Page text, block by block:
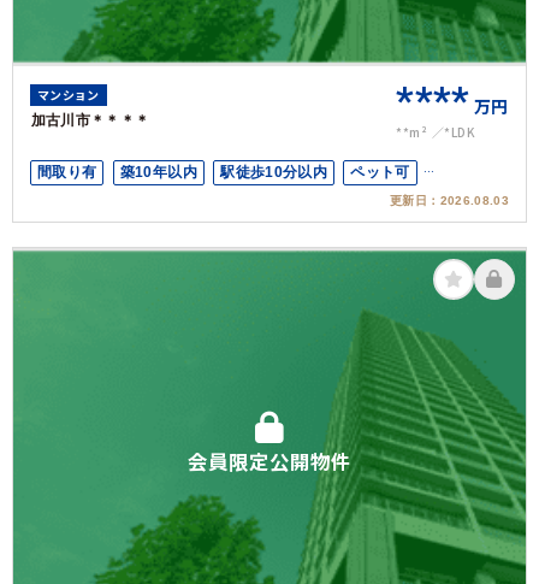
マンション
加古川市＊＊＊＊ **** 万円
**m² *LDK
間取り有 築10年以内 駅徒歩10分以内
ペット可
更新日： 2026.08.03
会員限定公開物件